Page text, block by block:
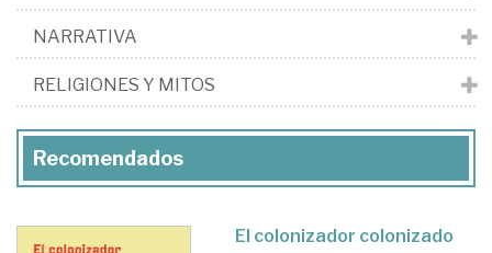
NARRATIVA
RELIGIONES Y MITOS
Recomendados
El colonizador colonizado